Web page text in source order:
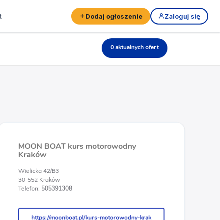
Dodaj ogłoszenie Zaloguj się
0 aktualnych ofert
MOON BOAT kurs motorowodny
Kraków
Wielicka 42/B3
30-552 Kraków
Telefon: 505391308
https://moonboat.pl/kurs-motorowodny-krak
https://moonboat.pl/kurs-motorowodny-krak